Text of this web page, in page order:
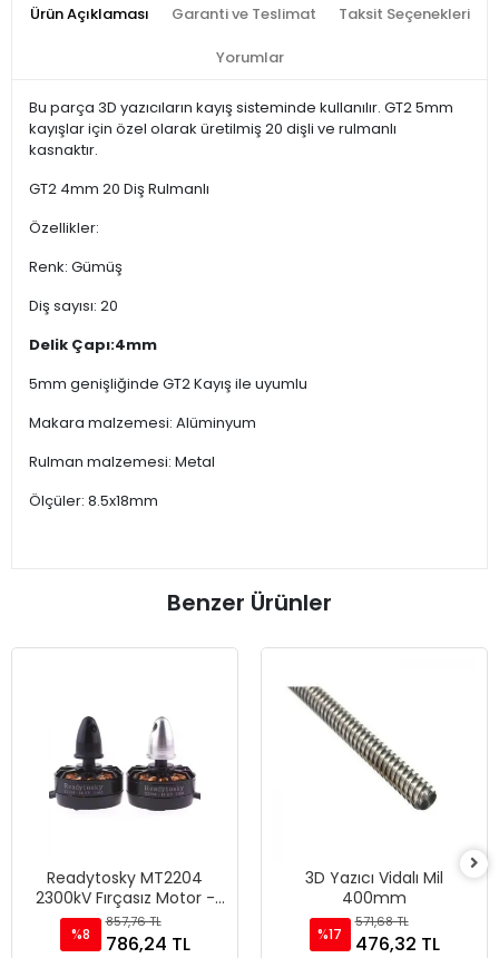
Ürün Açıklaması Garanti ve Teslimat Taksit Seçenekleri
Yorumlar
Bu parça 3D yazıcıların kayış sisteminde kullanılır. GT2 5mm
kayışlar için özel olarak üretilmiş 20 dişli ve rulmanlı
kasnaktır.
GT2 4mm 20 Diş Rulmanlı
Özellikler:
Renk: Gümüş
Diş sayısı: 20
Delik Çapı:4mm
5mm genişliğinde GT2 Kayış ile uyumlu
Makara malzemesi: Alüminyum
Rulman malzemesi: Metal
Ölçüler: 8.5x18mm
Benzer Ürünler
Readytosky MT2204
2300kV Fırçasız Motor -
CCW
%8
857,76 TL
786,24 TL
3D Yazıcı Vidalı Mil
400mm
%17
571,68 TL
476,32 TL